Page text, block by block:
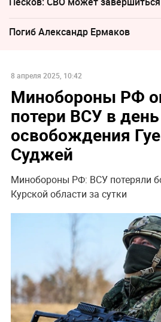
Погиб Александр Ермаков
8 апреля 2025, 10:42
Минобороны РФ
потери ВСУ в день
освобождения
Суджей
Минобороны РФ: ВСУ потеряли
Курской области за сутки